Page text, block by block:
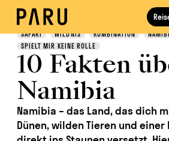
Entdecken
SAFARI WILDNIS KOMBINATION
SPIELT MIR KEINE ROLLE
10 Fakten
Namibia
Namibia – das Land, das dich
Dünen, wilden Tieren und einer